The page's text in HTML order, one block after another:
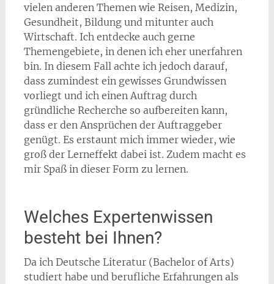
vielen anderen Themen wie Reisen, Medizin,
Gesundheit, Bildung und mitunter auch
Wirtschaft. Ich entdecke auch gerne
Themengebiete, in denen ich eher unerfahren
bin. In diesem Fall achte ich jedoch darauf,
dass zumindest ein gewisses Grundwissen
vorliegt und ich einen Auftrag durch
gründliche Recherche so aufbereiten kann,
dass er den Ansprüchen der Auftraggeber
genügt. Es erstaunt mich immer wieder, wie
groß der Lerneffekt dabei ist. Zudem macht es
mir Spaß in dieser Form zu lernen.
Welches Expertenwissen
besteht bei Ihnen?
Da ich Deutsche Literatur (Bachelor of Arts)
studiert habe und berufliche Erfahrungen als